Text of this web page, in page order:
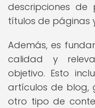
descripciones de
títulos de páginas
Además, es
calidad y
objetivo. Esto
artículos de blog,
otro tipo de